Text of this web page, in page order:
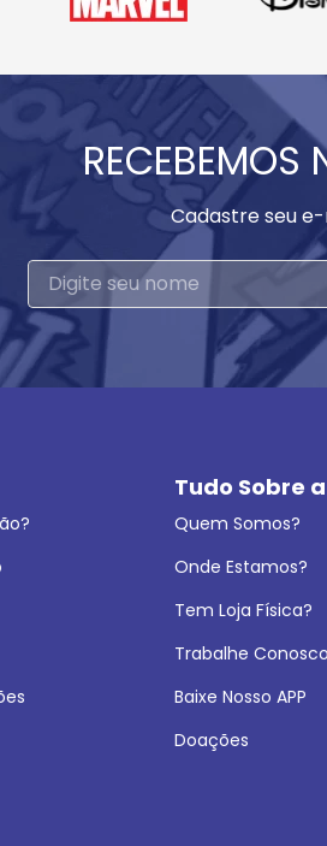
RECEBEMOS
Cadastre seu
Tudo Sobre
Quem Somos?
Onde Estamos?
Tem Loja Física?
Trabalhe Conosco
Baixe Nosso APP
Doações